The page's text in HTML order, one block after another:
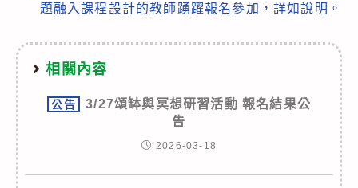
題融入課程設計的教師踴躍報名參加，詳如說明。
相關內容
公告
3/27頌缽與冥想研習活動 報名結果公
告
2026-03-18